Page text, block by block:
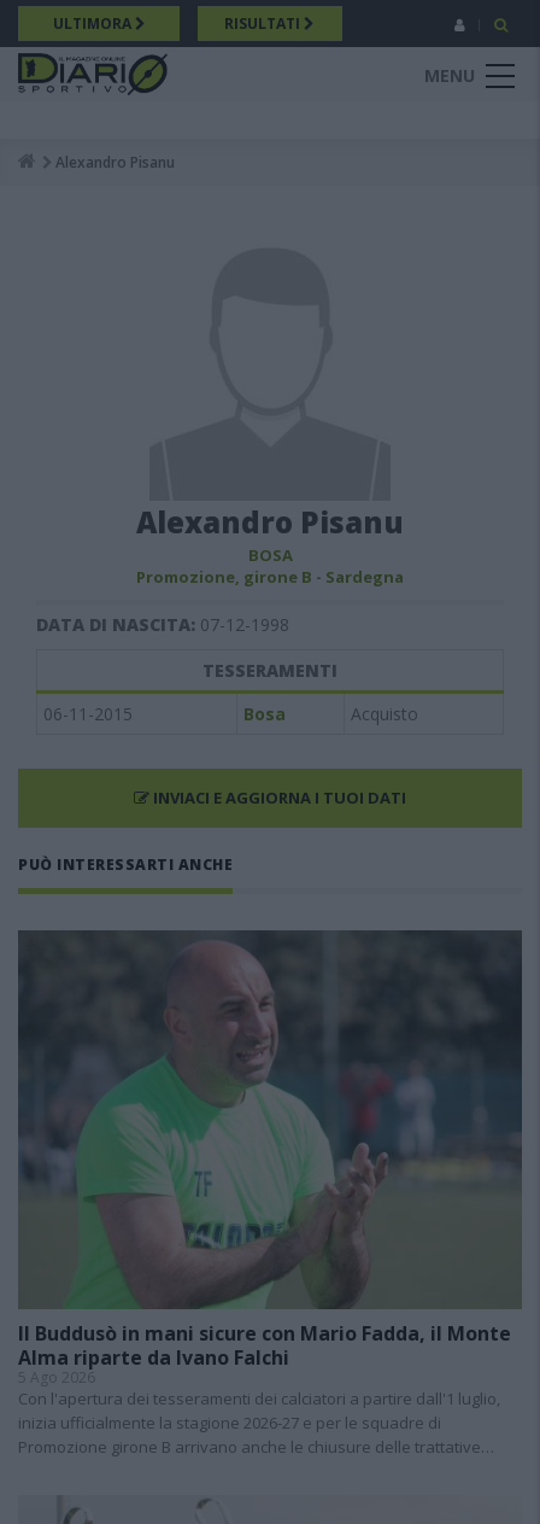
Salta
al
contenuto
principale
ULTIMORA RISULTATI
MENU
Breadcrumb
Alexandro Pisanu
Alexandro Pisanu
BOSA
Promozione, girone B - Sardegna
DATA DI NASCITA: 07-12-1998
TESSERAMENTI
06-11-2015
Bosa Acquisto
INVIACI E AGGIORNA I TUOI DATI
PUÒ INTERESSARTI ANCHE
Il Buddusò in mani sicure con Mario Fadda, il Monte
Alma riparte da Ivano Falchi
5 Ago 2026
Con l'apertura dei tesseramenti dei calciatori a partire dall'1 luglio,
inizia ufficialmente la stagione 2026-27 e per le squadre di
Promozione girone B arrivano anche le chiusure delle trattative…